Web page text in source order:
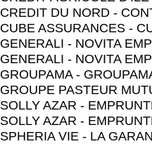
CREDIT DU NORD -
CUBE ASSURANCES -
GENERALI - NOVITA
GENERALI - NOVITA
GROUPAMA -
GROUPE PASTEUR
SOLLY AZAR -
SOLLY AZAR -
SPHERIA VIE - LA